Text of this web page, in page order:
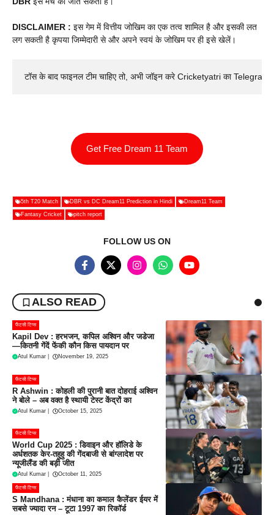
DISCLAIMER : इस गेम में वित्तीय जोखिम का एक तत्व शामिल है और इसकी लत
लग सकती है कृपया जिम्मेदारी से और अपने स्वयं के जोखिम पर ही इसे खेलें।
टॉस के बाद फाइनल टीम चाहिए तो, अभी जॉइन करे Cricketyatri का
Get Free Dream 11 Team
5th T20 Match DBR vs DC Dream11 Prediction in Hindi Dream11 Team
Fantasy Cricket pitch report
FOLLOW US ON
ALSO READ
फैंटसी टिप्स
Kapil Dev : हरभजन, कपिल अश्विन और जडेजा
—कितनी गेंदें फेंकी कौन किस पायदान पर
Atul Kumar November 19, 2025
फैंटसी टिप्स
R Ashwin : कोहली की पुरानी बात दोहराई अश्विन
ने बोले – अब वक्त है स्थायी टेस्ट केंद्रों का
Atul Kumar October 15, 2025
फैंटसी टिप्स
World Cup 2025 : डिवाइन और हॉलिडे के
अर्धशतक केर-तहुहु की गेंदबाजी से बांग्लादेश पर
न्यूजीलैंड की बड़ी जीत
Atul Kumar October 11, 2025
फैंटसी टिप्स
S Mandhana : मंधाना का कमाल कैलेंडर ईयर में
सबसे ज्यादा रन – टूटा 1997 का रिकॉर्ड